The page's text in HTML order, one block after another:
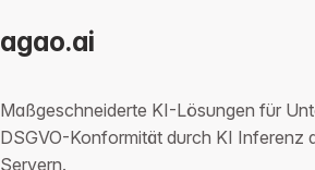
agao.ai
Maßgeschneiderte KI-Lösungen für
DSGVO-Konformität durch KI Inferenz
Servern.